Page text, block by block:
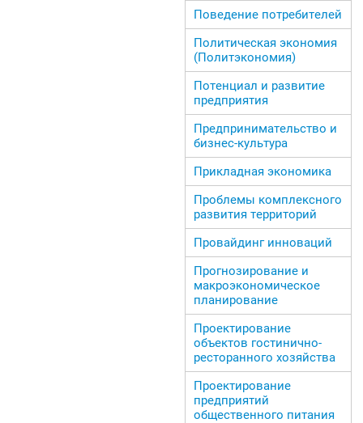
Поведение потребителей
Политическая экономия
(Политэкономия)
Потенциал и развитие
предприятия
Предпринимательство и
бизнес-культура
Прикладная экономика
Проблемы комплексного
развития территорий
Провайдинг инноваций
Прогнозирование и
макроэкономическое
планирование
Проектирование
объектов гостинично-
ресторанного хозяйства
Проектирование
предприятий
общественного питания